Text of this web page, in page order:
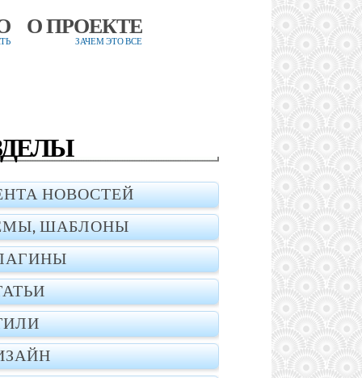
О ПРОЕКТЕ
ЗАЧЕМ ЭТО ВСЕ
НОВОСТЕЙ
ШАБЛОНЫ